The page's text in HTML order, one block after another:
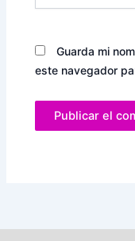
Guarda mi
este navegador